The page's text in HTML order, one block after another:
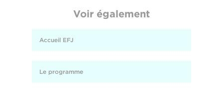
Voir également
Accueil EFJ
Le programme